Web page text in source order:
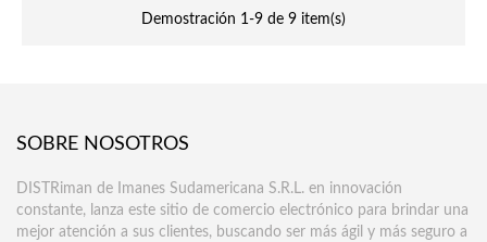
Demostración 1-9 de 9 item(s)
SOBRE NOSOTROS
DISTRiman de Imanes Sudamericana S.R.L. en innovación
constante, lanza este sitio de comercio electrónico para brindar una
mejor atención a sus clientes, buscando ser más ágil y más seguro a